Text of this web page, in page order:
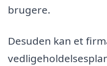
brugere.
Desuden kan et